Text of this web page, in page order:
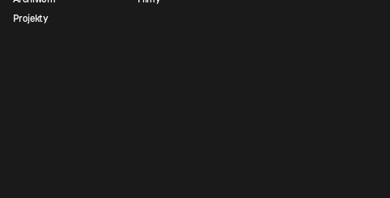
Projekty